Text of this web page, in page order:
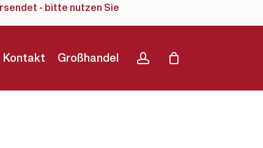
- bitte nutzen Sie
Kontakt Großhandel account